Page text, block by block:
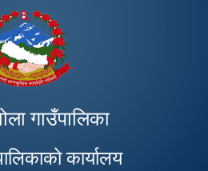
गाउँपालिका
कार्यालय